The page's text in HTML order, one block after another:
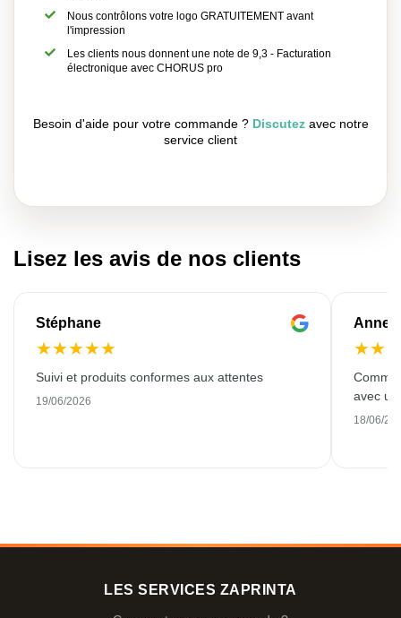
Nous contrôlons votre logo GRATUITEMENT avant
l'impression
Les clients nous donnent une note de 9,3 - Facturation
électronique avec CHORUS pro
Besoin d'aide pour votre commande ? Discutezavec notre
service client
Lisez les avis de nos clients
Stéphane
★★★★★
Suivi et produits conformes aux attentes
19/06/2026
Anne-
★★
avec
18/06/
LES SERVICES ZAPRINTA